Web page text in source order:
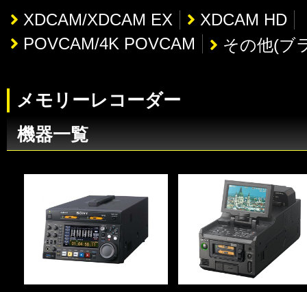
XDCAM/XDCAM EX
XDCAM HD
POVCAM/4K POVCAM
その他(ブ
メモリーレコーダー
機器一覧